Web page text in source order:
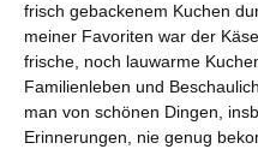
frisch gebackenem Kuchen
meiner Favoriten war der
frische, noch lauwarme
Familienleben und
man von schönen Dingen,
Erinnerungen, nie genug